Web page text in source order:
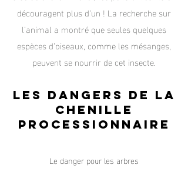
découragent plus d’un ! La recherche sur
l’animal a montré que seules quelques
espèces d’oiseaux, comme les mésanges,
peuvent se nourrir de cet insecte.
Les dangers de la
cheni lle
processionnaire
Le danger pour les arbres